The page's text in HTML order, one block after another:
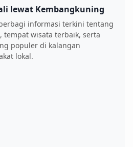
lewat Kembangkuning
informasi terkini tentang
tempat wisata terbaik, serta
populer di kalangan
lokal.